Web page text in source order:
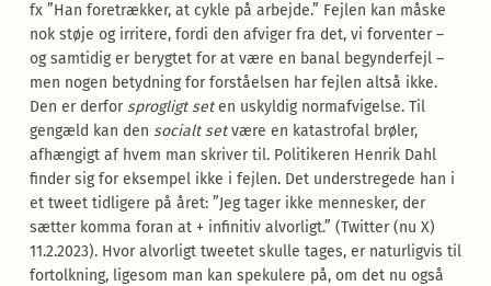
fx ”Han foretrækker, at cykle på arbejde.” Fejlen kan måske
nok støje og irritere, fordi den afviger fra det, vi forventer –
og samtidig er berygtet for at være en banal begynderfejl –
men nogen betydning for forståelsen har fejlen altså ikke.
Den er derforsprogligt seten uskyldig normafvigelse. Til
gengæld kan den socialt setvære en katastrofal brøler,
afhængigt af hvem man skriver til. Politikeren Henrik Dahl
finder sig for eksempel ikke i fejlen. Det understregede han i
et tweet tidligere på året: ”Jeg tager ikke mennesker, der
sætter komma foran at + infinitiv alvorligt.” (Twitter (nu X)
11.2.2023). Hvor alvorligt tweetet skulle tages, er naturligvis til
fortolkning, ligesom man kan spekulere på, om det nu også